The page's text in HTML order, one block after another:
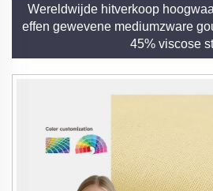
Wereldwijde hitverkoop
effen gewevene mediumzware
45% viscose